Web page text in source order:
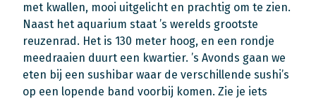
met kwallen, mooi uitgelicht en prachtig om te zien.
Naast het aquarium staat ’s werelds grootste
reuzenrad. Het is 130 meter hoog, en een rondje
meedraaien duurt een kwartier. ’s Avonds gaan we
eten bij een sushibar waar de verschillende sushi’s
op een lopende band voorbij komen. Zie je iets